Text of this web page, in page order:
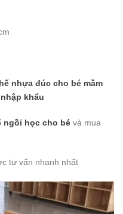
nhựa đúc cho bé mầm
khẩu
ngồi học cho bé và mua
tư vấn nhanh nhất